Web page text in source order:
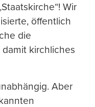
Wir
öffentlich
die
kirchliches
Aber